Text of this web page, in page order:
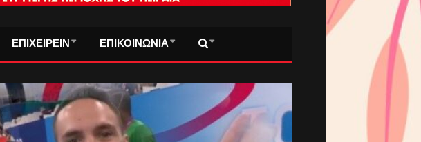
ΕΠΙΧΕΙΡΕΙΝ ΕΠΙΚΟΙΝΩΝΙΑ